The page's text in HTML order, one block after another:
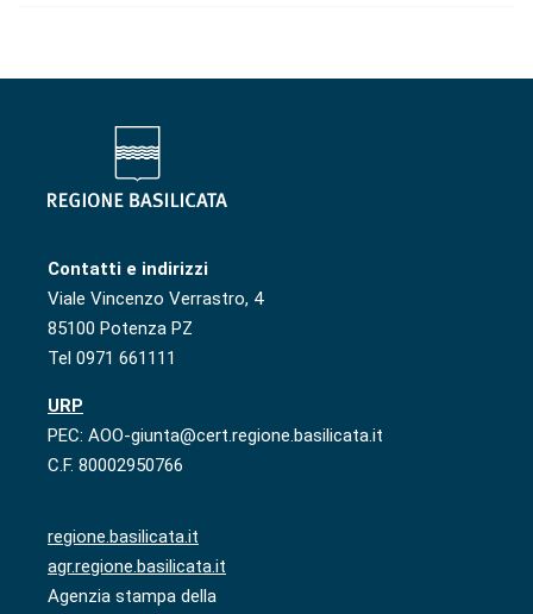
Contatti e indirizzi
Viale Vincenzo Verrastro, 4
85100 Potenza PZ
Tel 0971 661111
URP
PEC: AOO-giunta@cert.regione.basilicata.it
C.F. 80002950766
regione.basilicata.it
agr.regione.basilicata.it
Agenzia stampa della